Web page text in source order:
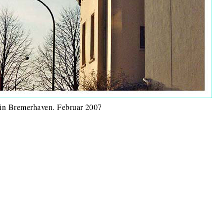
Bremerhaven. Februar 2007